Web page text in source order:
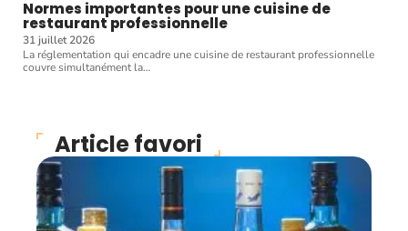
Normes importantes pour une cuisine de
restaurant professionnelle
31 juillet 2026
La réglementation qui encadre une cuisine de restaurant professionnelle
couvre simultanément la…
Article favori